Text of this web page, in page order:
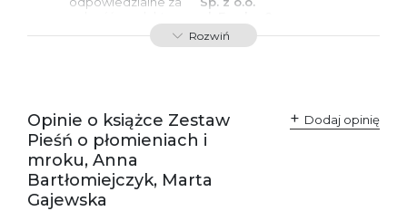
przepisami:
61-701 Poznań
Polska
Ostrzeżenia oraz
informacje dotyczące
bezpieczeństwa:
Rozwiń
Opinie o książce Zestaw
Pieśń o płomieniach i
mroku, Anna
Bartłomiejczyk, Marta
Gajewska
Dodaj opinię